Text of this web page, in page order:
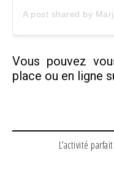
Vous pouvez
place ou en ligne
L’activité